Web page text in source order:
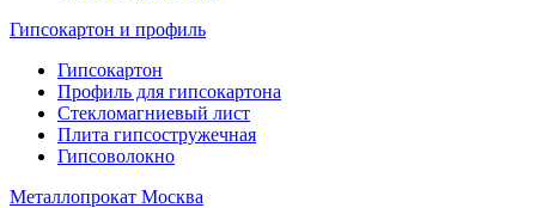
Гипсокартон и профиль
Гипсокартон
Профиль для гипсокартона
Стекломагниевый лист
Плита гипсостружечная
Гипсоволокно
Металлопрокат Москва